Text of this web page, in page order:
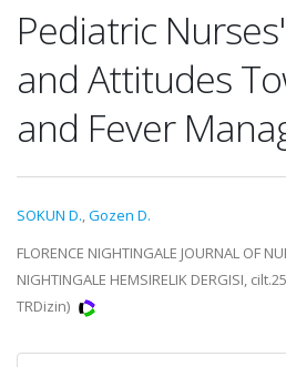
Pediatric
and Attitudes
and Fever
SOKUN D.,Gozen D.
FLORENCE NIGHTINGALE JOURNAL OF
NIGHTINGALE HEMSIRELIK DERGISI,
TRDizin)